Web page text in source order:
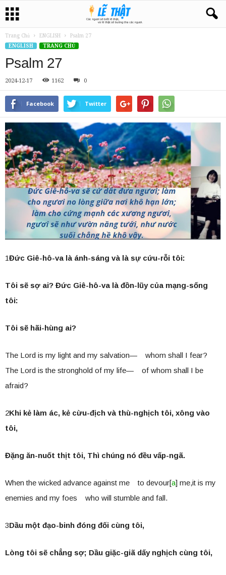
Trang Chủ ENGLISH
Psalm 27
ENGLISH
TRANG CHỦ
Psalm 27
2024-12-17 1162 0
Facebook Twitter
1Đức Giê-hô-va là ánh-sáng và là sự cứu-rỗi tôi:
Tôi sẽ sợ ai? Đức Giê-hô-va là đồn-lũy của mạng-sống
tôi:
Tôi sẽ hãi-hùng ai?
The Lord is my light and my salvation— whom shall I fear?
The Lord is the stronghold of my life— of whom shall I be
afraid?
2Khi kẻ làm ác, kẻ cừu-địch và thù-nghịch tôi, xông vào
tôi,
Đặng ăn-nuốt thịt tôi, Thì chúng nó đều vấp-ngã.
When the wicked advance against me to devour[a] me,it is my
enemies and my foes who will stumble and fall.
3Dầu một đạo-binh đóng đối cùng tôi,
Lòng tôi sẽ chẳng sợ; Dầu giặc-giã dấy nghịch cùng tôi,